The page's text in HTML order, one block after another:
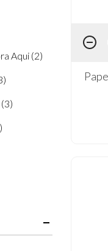
Aqui (2)